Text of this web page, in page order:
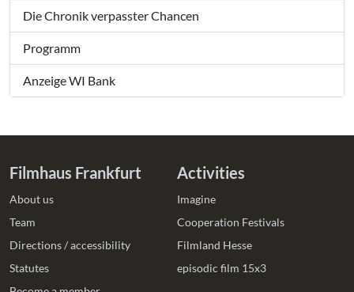
Die Chronik verpasster Chancen
Programm
Anzeige WI Bank
Filmhaus Frankfurt
About us
Team
Directions / accessibility
Statutes
Activities
Imagine
Cooperation Festivals
Filmland Hesse
episodic film 15x3